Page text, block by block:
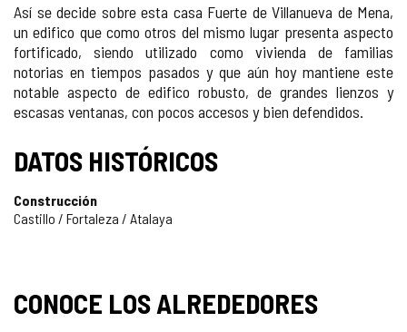
Así se decide sobre esta casa Fuerte de Villanueva de Mena,
un edifico que como otros del mismo lugar presenta aspecto
fortificado, siendo utilizado como vivienda de familias
notorias en tiempos pasados y que aún hoy mantiene este
notable aspecto de edifico robusto, de grandes lienzos y
escasas ventanas, con pocos accesos y bien defendidos.
DATOS HISTÓRICOS
Construcción
Castillo / Fortaleza / Atalaya
CONOCE LOS ALREDEDORES